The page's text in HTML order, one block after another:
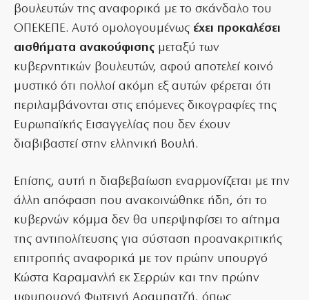
βουλευτών της αναφορικά με το σκάνδαλο του
ΟΠΕΚΕΠΕ. Αυτό ομολογουμένως έχει προκαλέσει
αισθήματα ανακούφισης μεταξύ των
κυβερνητικών βουλευτών, αφού αποτελεί κοινό
μυστικό ότι πολλοί ακόμη εξ αυτών φέρεται ότι
περιλαμβάνονται στις επόμενες δικογραφίες της
Ευρωπαϊκής Εισαγγελίας που δεν έχουν
διαβιβαστεί στην ελληνική Βουλή.
Επίσης, αυτή η διαβεβαίωση εναρμονίζεται με την
άλλη απόφαση που ανακοινώθηκε ήδη, ότι το
κυβερνών κόμμα δεν θα υπερψηφίσει το αίτημα
της αντιπολίτευσης για σύσταση προανακριτικής
επιτροπής αναφορικά με τον πρώην υπουργό
Κώστα Καραμανλή εκ Σερρών και την πρώην